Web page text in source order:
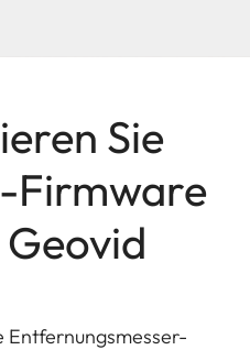
Sie
Firmware
Entfernungsmesser-